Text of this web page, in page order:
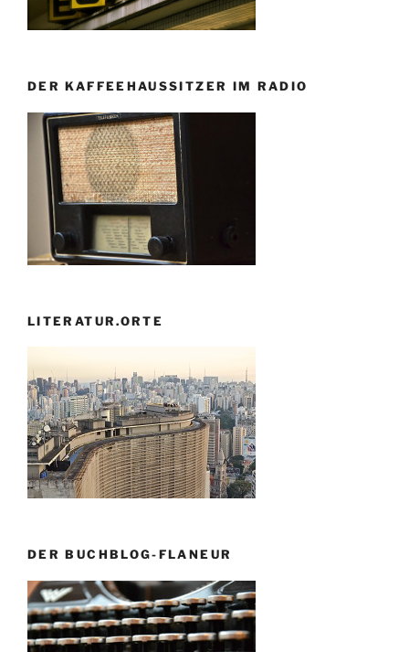
DER KAFFEEHAUSSITZER IM RADIO
LITERATUR.ORTE
DER BUCHBLOG-FLANEUR